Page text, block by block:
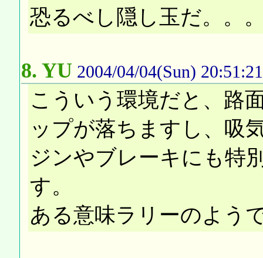
恐るべし隠し玉だ。。
8. YU 2004/04/04(Sun) 20:51:21
こういう環境だと、路
ップが落ちますし、吸
ジンやブレーキにも特
す。
ある意味ラリーのよう